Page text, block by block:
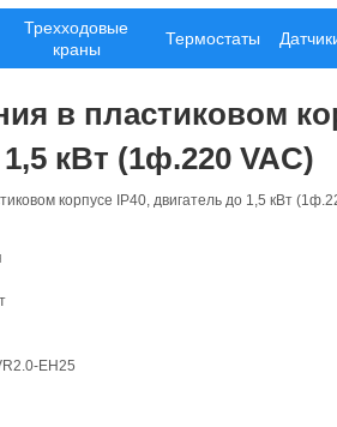
Трехходовые
краны
Термостаты
в пластиковом
кВт (1ф.220 VAC)
корпусе IP40, двигатель до 1,5 кВт
EH25